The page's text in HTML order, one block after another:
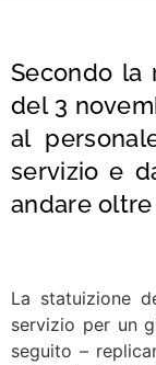
Secondo la
del 3
al
servizio e
andare
La statuizione
servizio per un
seguito –